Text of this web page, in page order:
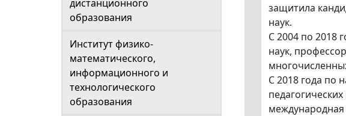
дистанционного
образования
Институт физико-
математического,
информационного и
технологического
образования
защитила
наук.
С 2004 по 2018
наук,
С 2018 года по
международная